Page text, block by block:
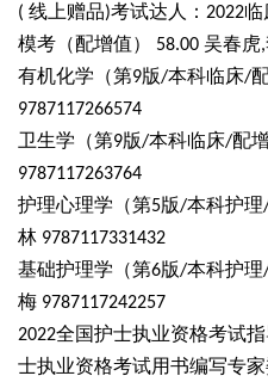
( 线上赠品)考试达人： 2022临
模考（配增值）
58.00 吴春虎,
有机化学（第9版/本科临床/
9787117266574
卫生学（第9版/本科临床/配
9787117263764
护理心理学（第5版/本科护理
林 9787117331432
基础护理学（第6版/本科护理
梅 9787117242257
2022全国护士执业资格考试指
士执业资格考试用书编写专